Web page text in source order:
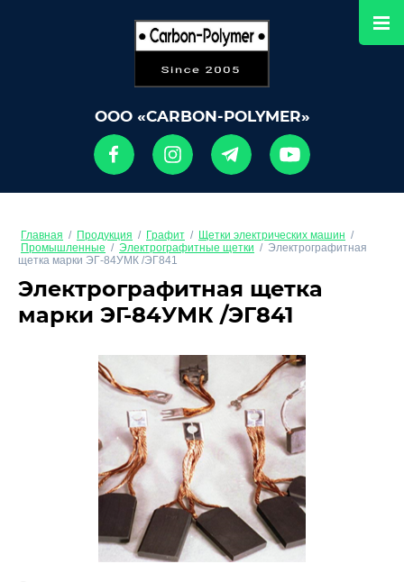
ООО «CARBON-POLYMER»
Главная / Продукция / Графит / Щетки электрических машин /
Промышленные / Электрографитные щетки / Электрографитная
щетка марки ЭГ-84УМК /ЭГ841
Электрографитная щетка
марки ЭГ-84УМК /ЭГ841